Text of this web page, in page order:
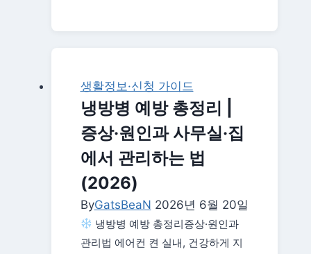
물
관
리
총
리
|
더
위
생활정보·신청 가이드
냉방병 예방 총정리 |
증상·원인과 사무실·집
에서 관리하는 법
(2026)
ByGatsBeaN 2026년 6월 20일
냉방병 예방 총정리증상·원인과
관리법 에어컨 켠 실내, 건강하게 지